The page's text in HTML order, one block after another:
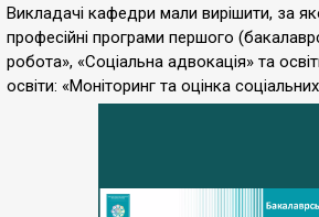
Викладачі кафедри мали вирішити, за
професійні програми першого
робота», «Соціальна адвокація» та
освіти: «Моніторинг та оцінка